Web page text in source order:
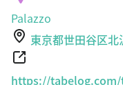
Palazzo
東京都世田谷区
https://tabelog.com/